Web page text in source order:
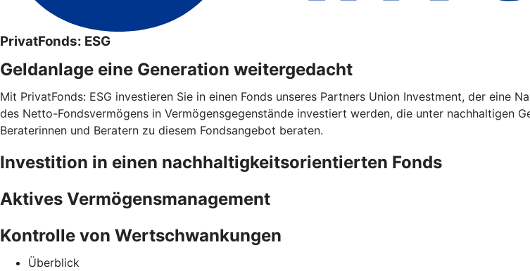
PrivatFonds: ESG
Geldanlage eine Generation weitergedacht
Mit PrivatFonds: ESG investieren Sie in einen Fonds unseres Partners Union Investment, der
des Netto-Fondsvermögens in Vermögensgegenstände investiert werden, die unter nachhaltigen
Beraterinnen und Beratern zu diesem Fondsangebot beraten.
Investition in einen nachhaltigkeitsorientierten Fonds
Aktives Vermögensmanagement
Kontrolle von Wertschwankungen
Überblick